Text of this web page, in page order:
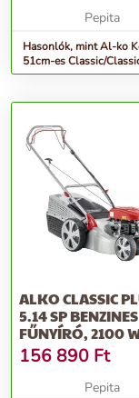
Pepita
Hasonlók, mint Al-ko
51cm-es Classic/
modellek Gyári
ALKO CLASSIC
5.14 SP BENZINES
FŰNYÍRÓ, 2100
156 890 Ft
Pepita